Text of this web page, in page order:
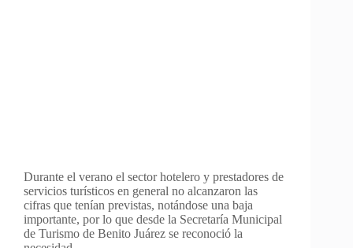
Durante el verano el sector hotelero y prestadores de
servicios turísticos en general no alcanzaron las
cifras que tenían previstas, notándose una baja
importante, por lo que desde la Secretaría Municipal
de Turismo de Benito Juárez se reconoció la